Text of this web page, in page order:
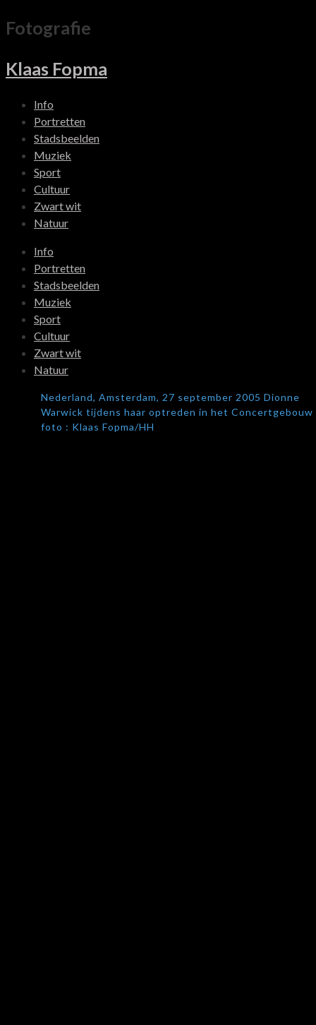
Fotografie
Klaas Fopma
Info
Portretten
Stadsbeelden
Muziek
Sport
Cultuur
Zwart wit
Natuur
Info
Portretten
Stadsbeelden
Muziek
Sport
Cultuur
Zwart wit
Natuur
Nederland, Amsterdam, 27 september 2005 Dionne
Warwick tijdens haar optreden in het Concertgebouw
foto : Klaas Fopma/HH